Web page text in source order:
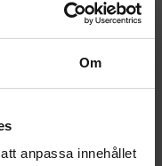
Om
anpassa innehållet